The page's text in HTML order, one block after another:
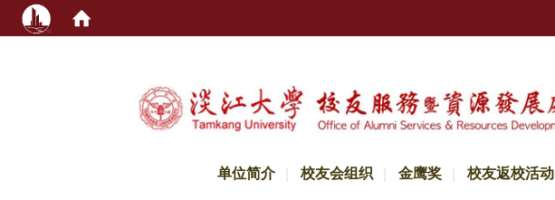
单位简介 校友会组织 金鹰奖 校友返校活动